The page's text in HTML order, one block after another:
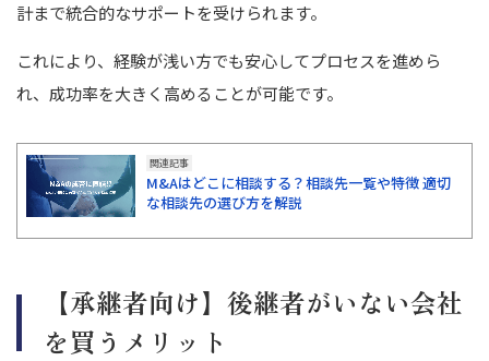
計まで統合的なサポートを受けられます。
これにより、経験が浅い方でも安心してプロセスを進めら
れ、成功率を大きく高めることが可能です。
関連記事
M&Aはどこに相談する？相談先一覧や特徴 適切
な相談先の選び方を解説
【承継者向け】後継者がいない会社
を買うメリット